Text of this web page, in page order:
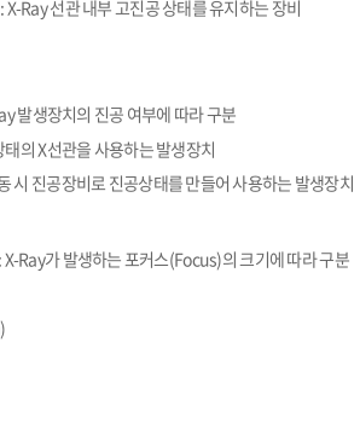
Ray 선관 내부 고진공 상태를 유지하는 장비
발생장치의 진공 여부에 따라 구분
의 X선관을 사용하는 발생장치
시 진공장비로 진공상태를 만들어 사용하는 발생장치
Ray가 발생하는 포커스(Focus)의 크기에 따라 구분